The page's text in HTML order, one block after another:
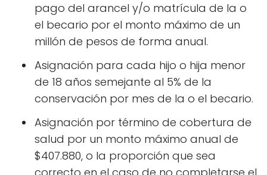
pago del arancel y/o matrícula de la o
el becario por el monto máximo de un
millón de pesos de forma anual.
Asignación para cada hijo o hija menor
de 18 años semejante al 5% de la
conservación por mes de la o el becario.
Asignación por término de cobertura de
salud por un monto máximo anual de
$407.880, o la proporción que sea